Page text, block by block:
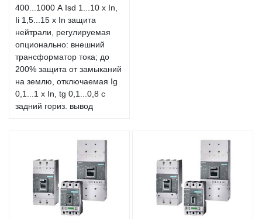
400...1000 А Isd 1...10 x In,
Ii 1,5...15 x In защита
нейтрали, регулируемая
опционально: внешний
трансформатор тока; до
200% защита от замыканий
на землю, отключаемая Ig
0,1...1 x In, tg 0,1...0,8 с
задний гориз. вывод